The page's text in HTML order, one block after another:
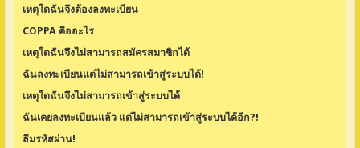
เหตุใดฉันจึงต้องลงทะเบียน
COPPA คืออะไร
เหตุใดฉันจึงไม่สามารถสมัครสมาชิกได้
ฉันลงทะเบียนแต่ไม่สามารถเข้าสู่ระบบได้!
เหตุใดฉันจึงไม่สามารถเข้าสู่ระบบได้
ฉันเคยลงทะเบียนแล้ว แต่ไม่สามารถเข้าสู่ระบบได้อีก?!
ลืมรหัสผ่าน!